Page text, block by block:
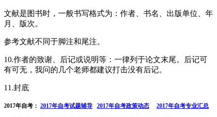
文献是图书时，一般书写格式为：作者、书名、出版单位、年
月、版次。
参考文献不同于脚注和尾注。
10.作者的致谢、后记或说明等：一律列于论文末尾。后记可
有可无，我问的几个老师都建议打击没有后记。
11.封底
2017年自考： 2017年自考试题辅导 2017年自考政策动态 2017年自考专业汇总